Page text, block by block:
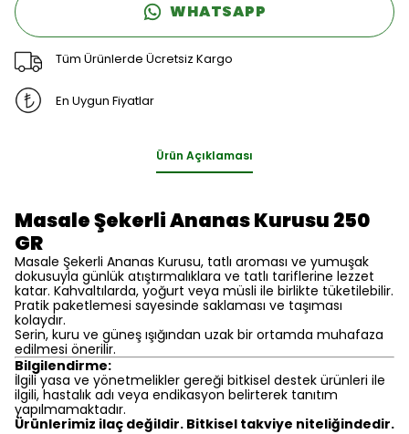
WHATSAPP
Tüm Ürünlerde Ücretsiz Kargo
En Uygun Fiyatlar
Ürün Açıklaması
Masale Şekerli Ananas Kurusu 250
GR
Masale Şekerli Ananas Kurusu, tatlı aroması ve yumuşak
dokusuyla günlük atıştırmalıklara ve tatlı tariflerine lezzet
katar. Kahvaltılarda, yoğurt veya müsli ile birlikte tüketilebilir.
Pratik paketlemesi sayesinde saklaması ve taşıması
kolaydır.
Serin, kuru ve güneş ışığından uzak bir ortamda muhafaza
edilmesi önerilir.
Bilgilendirme:
İlgili yasa ve yönetmelikler gereği bitkisel destek ürünleri ile
ilgili, hastalık adı veya endikasyon belirterek tanıtım
yapılmamaktadır.
Ürünlerimiz ilaç değildir. Bitkisel takviye niteliğindedir.